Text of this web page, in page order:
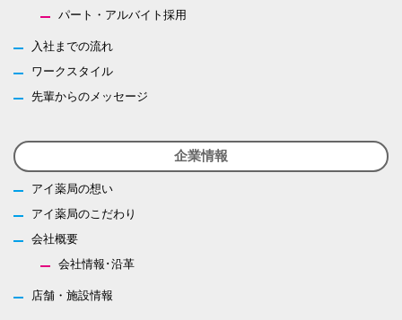
パート・アルバイト採用
入社までの流れ
ワークスタイル
先輩からのメッセージ
企業情報
アイ薬局の想い
アイ薬局のこだわり
会社概要
会社情報･沿革
店舗・施設情報